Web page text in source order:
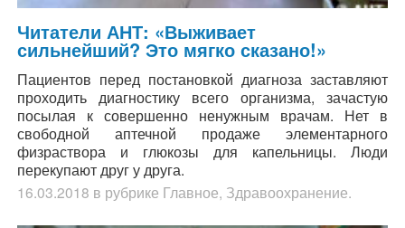
Читатели АНТ: «Выживает
сильнейший? Это мягко сказано!»
Пациентов перед постановкой диагноза заставляют
проходить диагностику всего организма, зачастую
посылая к совершенно ненужным врачам. Нет в
свободной аптечной продаже элементарного
физраствора и глюкозы для капельницы. Люди
перекупают друг у друга.
16.03.2018 в рубрике Главное, Здравоохранение.